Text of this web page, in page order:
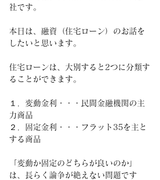
社です。
本日は、融資（住宅ローン）のお話を
したいと思います。
住宅ローンは、大別すると2つに分類す
ることができます。
１．変動金利・・・民間金融機関の主
力商品
２．固定金利・・・フラット35を主と
する商品
「変動か固定のどちらが良いのか」
は、長らく論争が絶えない問題です